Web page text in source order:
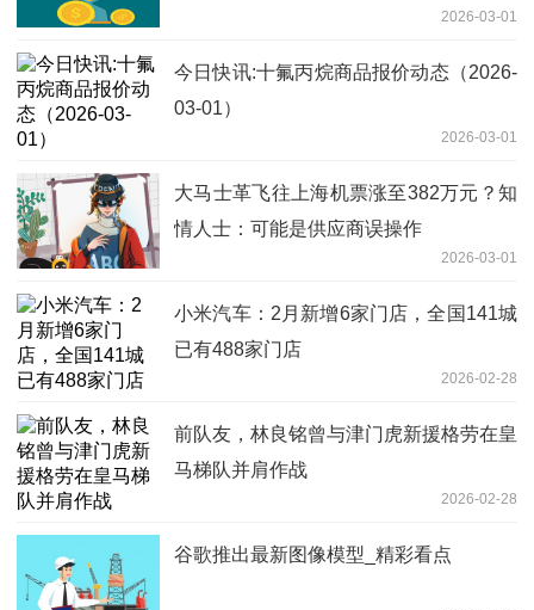
2026-03-01
今日快讯:十氟丙烷商品报价动态（2026-
03-01）
2026-03-01
大马士革飞往上海机票涨至382万元？知
情人士：可能是供应商误操作
2026-03-01
小米汽车：2月新增6家门店，全国141城
已有488家门店
2026-02-28
前队友，林良铭曾与津门虎新援格劳在皇
马梯队并肩作战
2026-02-28
谷歌推出最新图像模型_精彩看点